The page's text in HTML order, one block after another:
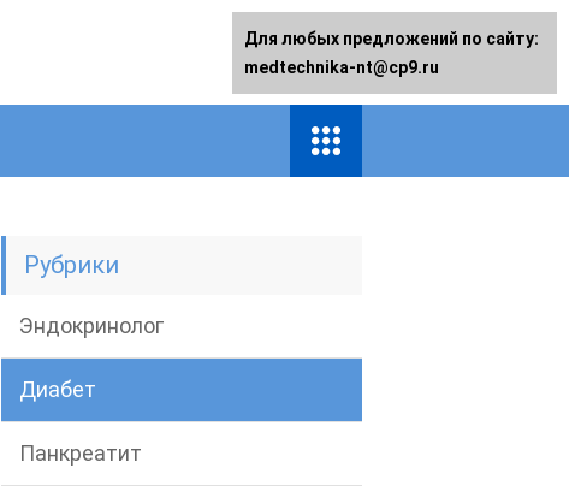
Рубрики
Эндокринолог
Диабет
Панкреатит
Для любых предложений по сайту:
medtechnika-nt@cp9.ru